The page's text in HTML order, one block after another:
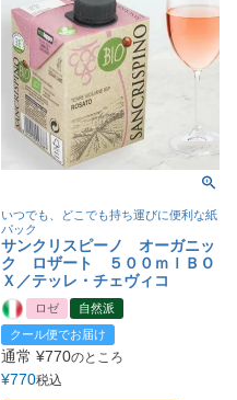
いつでも、どこでも持ち運びに便利な紙
パック
サンクリスピーノ オーガニッ
ク ロザート ５００ｍｌＢＯ
Ｘ／テッレ・チェヴィコ
ロゼ
自然派
クール便でお届け
通常 ¥770のところ
¥770税込